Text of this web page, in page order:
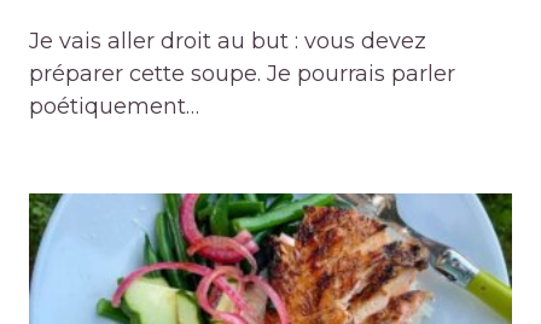
Je vais aller droit au but : vous devez
préparer cette soupe. Je pourrais parler
poétiquement…